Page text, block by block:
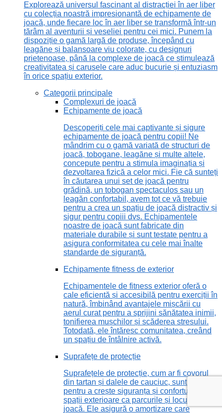
Explorează universul fascinant al distracției în aer liber
cu colecția noastră impresionantă de echipamente de
joacă, unde fiecare loc în aer liber se transformă într-un
tărâm al aventurii și veseliei pentru cei mici. Punem la
dispoziție o gamă largă de produse, începând cu
leagăne și balansoare viu colorate, cu designuri
prietenoase, până la complexe de joacă ce stimulează
creativitatea și carusele care aduc bucurie și entuziasm
în orice spațiu exterior.
Categorii principale
Complexuri de joacă
Echipamente de joacă
Descoperiți cele mai captivante și sigure
echipamente de joacă pentru copii! Ne
mândrim cu o gamă variată de structuri de
joacă, tobogane, leagăne și multe altele,
concepute pentru a stimula imaginația și
dezvoltarea fizică a celor mici. Fie că sunteți
în căutarea unui set de joacă pentru
grădină, un tobogan spectaculos sau un
leagăn confortabil, avem tot ce vă trebuie
pentru a crea un spațiu de joacă distractiv și
sigur pentru copiii dvs. Echipamentele
noastre de joacă sunt fabricate din
materiale durabile și sunt testate pentru a
asigura conformitatea cu cele mai înalte
standarde de siguranță.
Echipamente fitness de exterior
Echipamentele de fitness exterior oferă o
cale eficientă și accesibilă pentru exerciții în
natură, îmbinând avantajele mișcării cu
aerul curat pentru a sprijini sănătatea inimii,
tonifierea mușchilor și scăderea stresului.
Totodată, ele întăresc comunitatea, creând
un spațiu de întâlnire activă.
Suprafețe de protecție
Suprafețele de protecție, cum ar fi covorul
din tartan și dalele de cauciuc, sunt vitale
pentru a crește siguranța și confortul în
spații exterioare ca parcurile și locurile de
joacă. Ele asigură o amortizare care